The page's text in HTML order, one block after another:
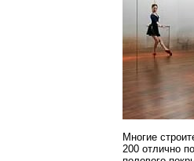
Многие
200 отлично